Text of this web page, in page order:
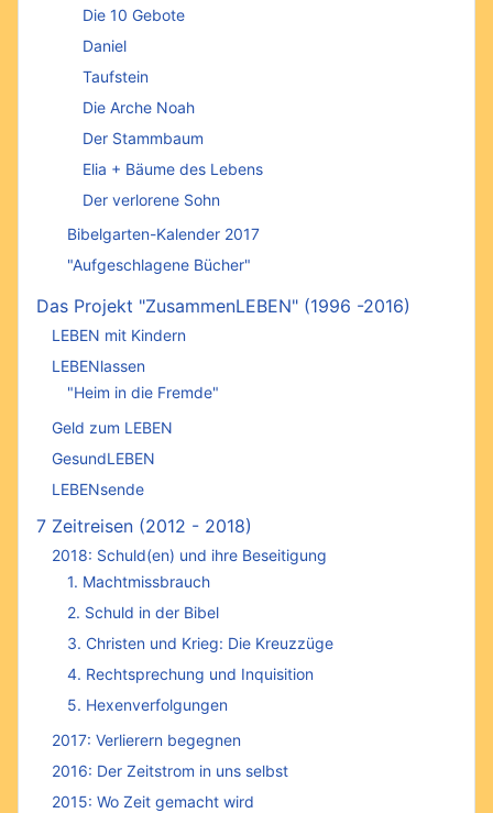
Die 10 Gebote
Daniel
Taufstein
Die Arche Noah
Der Stammbaum
Elia + Bäume des Lebens
Der verlorene Sohn
Bibelgarten-Kalender 2017
"Aufgeschlagene Bücher"
Das Projekt "ZusammenLEBEN" (1996 -2016)
LEBEN mit Kindern
LEBENlassen
"Heim in die Fremde"
Geld zum LEBEN
GesundLEBEN
LEBENsende
7 Zeitreisen (2012 - 2018)
2018: Schuld(en) und ihre Beseitigung
1. Machtmissbrauch
2. Schuld in der Bibel
3. Christen und Krieg: Die Kreuzzüge
4. Rechtsprechung und Inquisition
5. Hexenverfolgungen
2017: Verlierern begegnen
2016: Der Zeitstrom in uns selbst
2015: Wo Zeit gemacht wird